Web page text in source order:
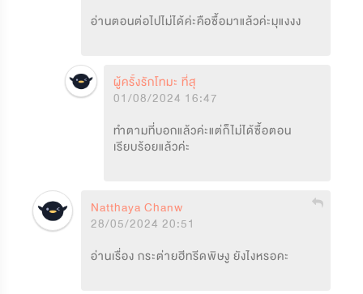
อ่านตอนต่อไปไม่ได้ค่ะคือซื้อมาแล้วค่ะมุแงงง
ผู้ครั้งรักโทมะ ที่สุดแล้ว
01/08/2024 16:47
ทำตามที่บอกแล้วค่ะแต่ก็ไม่ได้ซื้อตอน
เรียบร้อยแล้วค่ะ
Natthaya Chanwapee
28/05/2024 20:51
อ่านเรื่อง กระต่ายฮีทรีดพิษงู ยังไงหรอคะ